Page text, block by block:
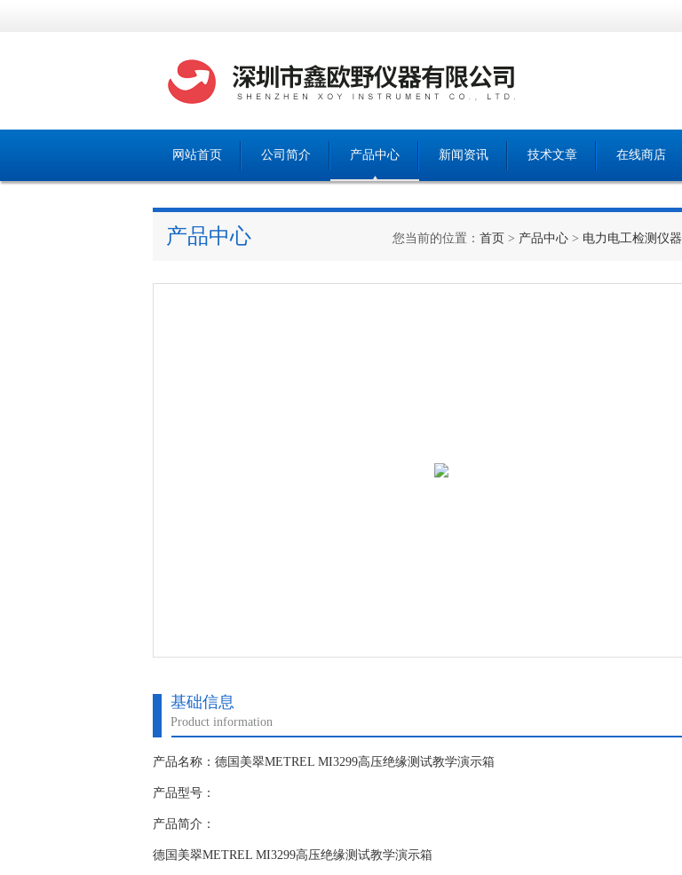
网站首页 公司简介 产品中心 新闻资讯 技术文章 在线商店
产品中心 您当前的位置： 首页 > 产品中心 > 电力电工检测仪器
基础信息
Product information
产品名称：德国美翠METREL MI3299高压绝缘测试教学演示箱
产品型号：
产品简介：
德国美翠METREL MI3299高压绝缘测试教学演示箱